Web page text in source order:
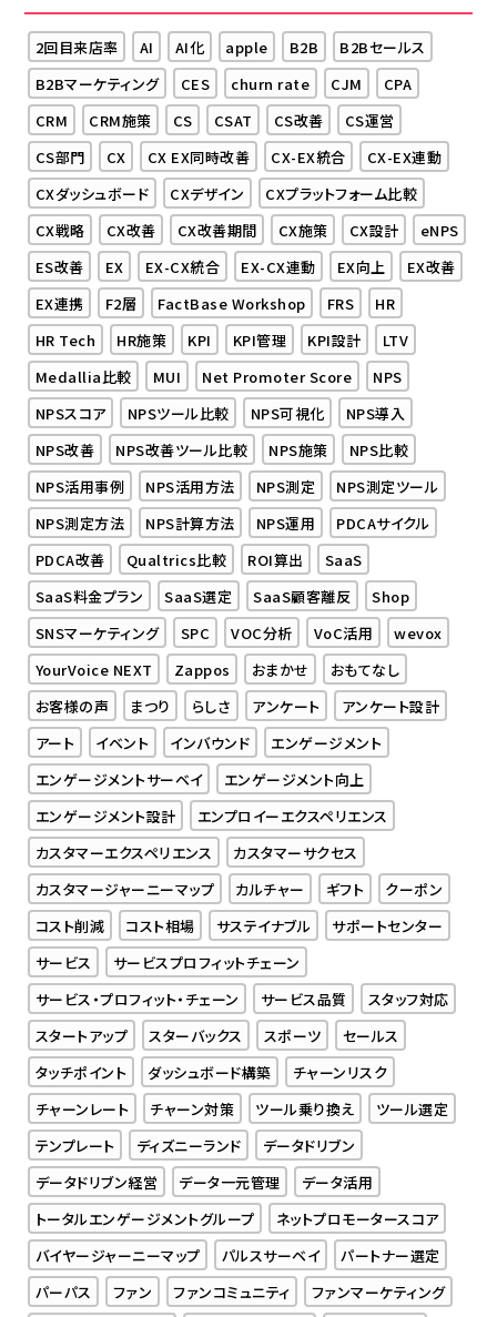
2回目来店率 AI AI化 apple B2B
B2Bセールス
B2Bマーケティング
CES churn rate CJM
CPA
CRM
CRM施策 CS CSAT CS改善
CS運営
CS部門
CX CX EX同時改善 CX-EX統合
CX-EX連動
CXダッシュボード
CXデザイン
CXプラットフォーム比較
CX戦略
CX改善 CX改善期間 CX施策 CX設計
eNPS
ES改善
EX EX-CX統合 EX-CX連動 EX向上
EX改善
EX連携
F2層 FactBase Workshop FRS
HR
HR Tech
HR施策 KPI KPI管理 KPI設計
LTV
Medallia比較
MUI Net Promoter Score
NPS
NPSスコア
NPSツール比較 NPS可視化
NPS導入
NPS改善
NPS改善ツール比較 NPS施策
NPS比較
NPS活用事例
NPS活用方法 NPS測定
NPS測定ツール
NPS測定方法
NPS計算方法 NPS運用
PDCAサイクル
PDCA改善
Qualtrics比較 ROI算出
SaaS
SaaS料金プラン
SaaS選定 SaaS顧客離反
Shop
SNSマーケティング
SPC VOC分析 VoC活用
wevox
YourVoice NEXT
Zappos おまかせ
おもてなし
お客様の声
まつり らしさ アンケート
アンケート設計
アート
イベント インバウンド
エンゲージメント
エンゲージメントサーベイ
エンゲージメント向上
エンゲージメント設計
エンプロイーエクスペリエンス
カスタマーエクスペリエンス
カスタマーサクセス
カスタマージャーニーマップ
カルチャー ギフト
クーポン
コスト削減
コスト相場 サステイナブル
サポートセンター
サービス
サービスプロフィットチェーン
サービス・プロフィット・チェーン
サービス品質
スタッフ対応
スタートアップ
スターバックス スポーツ
セールス
タッチポイント
ダッシュボード構築
チャーンリスク
チャーンレート
チャーン対策 ツール乗り換え
ツール選定
テンプレート
ディズニーランド
データドリブン
データドリブン経営
データ一元管理
データ活用
トータルエンゲージメントグループ
ネットプロモータースコア
バイヤージャーニーマップ
パルスサーベイ
パートナー選定
パーパス
ファン ファンコミュニティ
ファンマーケティング